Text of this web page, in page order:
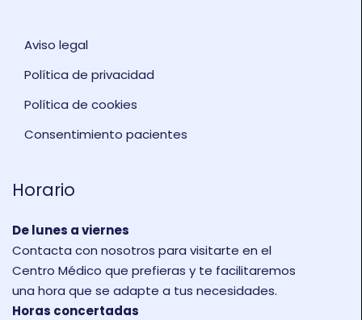
Aviso legal
Política de privacidad
Política de cookies
Consentimiento pacientes
Horario
De lunes a viernes
Contacta con nosotros para visitarte en el
Centro Médico que prefieras y te facilitaremos
una hora que se adapte a tus necesidades.
Horas concertadas